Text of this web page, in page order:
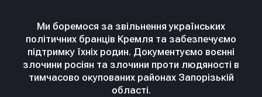
Ми боремося за звільнення українських
політичних бранців Кремля та забезпечуємо
підтримку їхніх родин. Документуємо воєнні
злочини росіян та злочини проти людяності в
тимчасово окупованих районах Запорізькій
області.